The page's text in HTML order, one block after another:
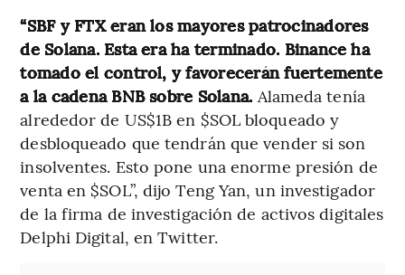
“SBF y FTX eran los mayores patrocinadores
de Solana. Esta era ha terminado. Binance ha
tomado el control, y favorecerán fuertemente
a la cadena BNB sobre Solana. Alameda tenía
alrededor de US$1B en $SOL bloqueado y
desbloqueado que tendrán que vender si son
insolventes. Esto pone una enorme presión de
venta en $SOL”, dijo Teng Yan, un investigador
de la firma de investigación de activos digitales
Delphi Digital, en Twitter.